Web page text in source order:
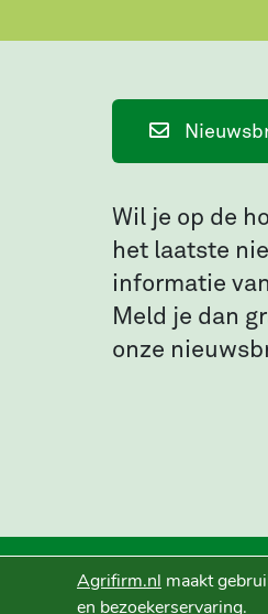
Wil je op de
het laatste
informatie
Meld je dan
onze
Agrifirm.nl maakt
en bezoekerservaring.